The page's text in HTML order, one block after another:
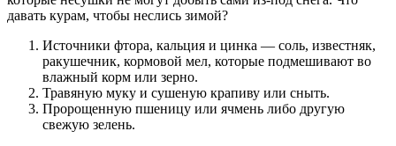
давать курам, чтобы неслись зимой?
Источники фтора, кальция и цинка ― соль, известняк,
ракушечник, кормовой мел, которые подмешивают во
влажный корм или зерно.
Травяную муку и сушеную крапиву или сныть.
Пророщенную пшеницу или ячмень либо другую
свежую зелень.